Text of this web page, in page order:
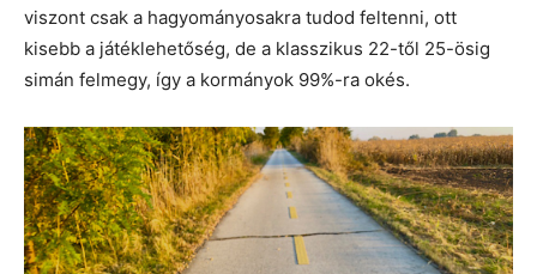
viszont csak a hagyományosakra tudod feltenni, ott
kisebb a játéklehetőség, de a klasszikus 22-től 25-ösig
simán felmegy, így a kormányok 99%-ra okés.